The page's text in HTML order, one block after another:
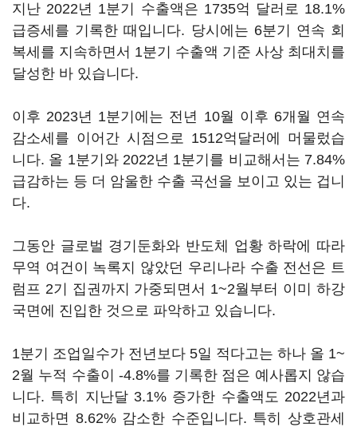
지난 2022년 1분기 수출액은 1735억 달러로 18.1%
급증세를 기록한 때입니다. 당시에는 6분기 연속 회
복세를 지속하면서 1분기 수출액 기준 사상 최대치를
달성한 바 있습니다.
이후 2023년 1분기에는 전년 10월 이후 6개월 연속
감소세를 이어간 시점으로 1512억달러에 머물렀습
니다. 올 1분기와 2022년 1분기를 비교해서는 7.84%
급감하는 등 더 암울한 수출 곡선을 보이고 있는 겁니
다.
그동안 글로벌 경기둔화와 반도체 업황 하락에 따라
무역 여건이 녹록지 않았던 우리나라 수출 전선은 트
럼프 2기 집권까지 가중되면서 1~2월부터 이미 하강
국면에 진입한 것으로 파악하고 있습니다.
1분기 조업일수가 전년보다 5일 적다고는 하나 올 1~
2월 누적 수출이 -4.8%를 기록한 점은 예사롭지 않습
니다. 특히 지난달 3.1% 증가한 수출액도 2022년과
비교하면 8.62% 감소한 수준입니다. 특히 상호관세